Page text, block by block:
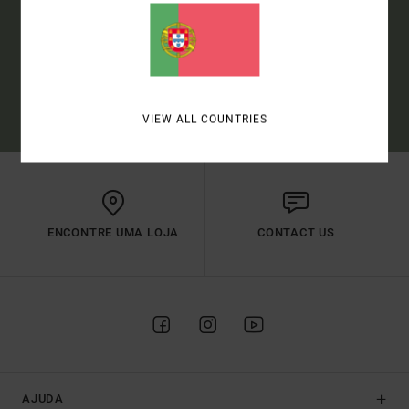
ENCONTRE UMA LOJA CONTACT US
AJUDA
VIEW ALL COUNTRIES